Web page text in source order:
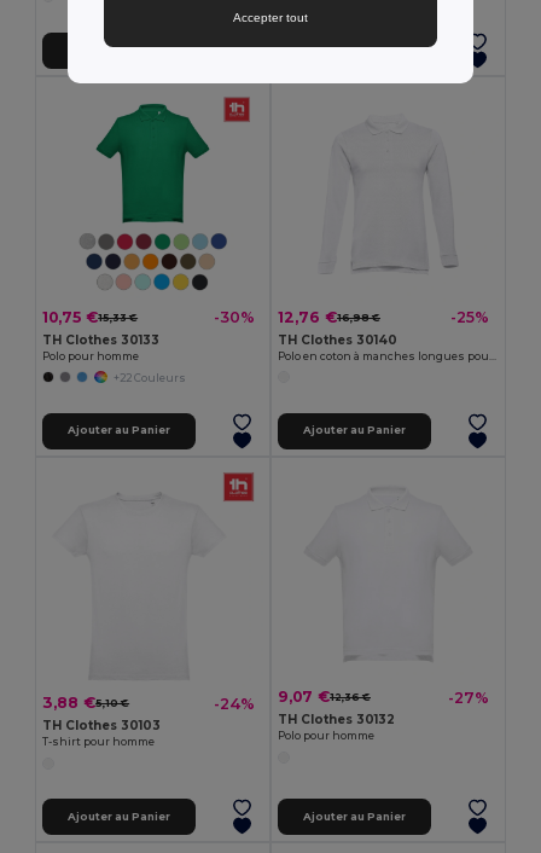
Ajouter au Panier Ajouter au Panier
10,75 €15,33 € -30%
TH Clothes 30133
Polo pour homme
+22 Couleurs
Ajouter au Panier
12,76 €16,98 € -25%
TH Clothes 30140
Ajouter au Panier
3,88 €5,10 € -24%
TH Clothes 30103
T-shirt pour homme
Ajouter au Panier
9,07 €12,36 € -27%
TH Clothes 30132
Polo pour homme
Ajouter au Panier
Accepter tout